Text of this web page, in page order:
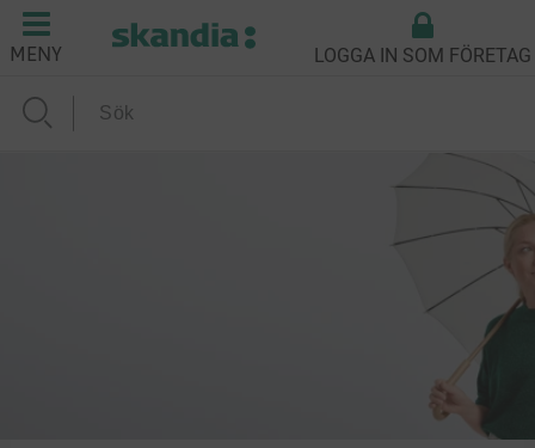
MENY LOGGA IN SOM FÖRETAG